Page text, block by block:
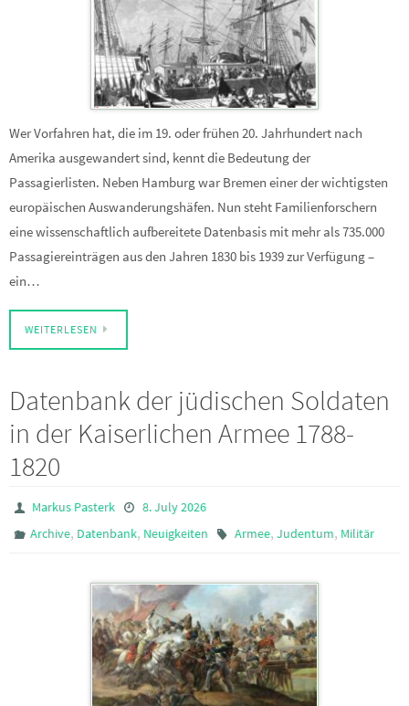
Wer Vorfahren hat, die im 19. oder frühen 20. Jahrhundert nach
Amerika ausgewandert sind, kennt die Bedeutung der
Passagierlisten. Neben Hamburg war Bremen einer der wichtigsten
europäischen Auswanderungshäfen. Nun steht Familienforschern
eine wissenschaftlich aufbereitete Datenbasis mit mehr als 735.000
Passagiereinträgen aus den Jahren 1830 bis 1939 zur Verfügung –
ein…
WEITERLESEN
Datenbank der jüdischen Soldaten
in der Kaiserlichen Armee 1788-
1820
Markus Pasterk
8. July 2026
Archive, Datenbank, Neuigkeiten Armee, Judentum, Militär